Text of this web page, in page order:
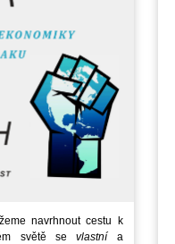
navrhnout cestu k
světě sevlastnía